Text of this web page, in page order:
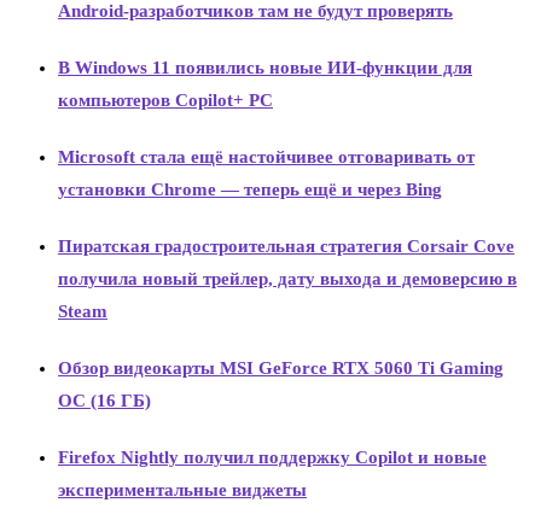
Android-разработчиков там не будут проверять
В Windows 11 появились новые ИИ-функции для
компьютеров Copilot+ PC
Microsoft стала ещё настойчивее отговаривать от
установки Chrome — теперь ещё и через Bing
Пиратская градостроительная стратегия Corsair Cove
получила новый трейлер, дату выхода и демоверсию в
Steam
Обзор видеокарты MSI GeForce RTX 5060 Ti Gaming
OC (16 ГБ)
Firefox Nightly получил поддержку Copilot и новые
экспериментальные виджеты